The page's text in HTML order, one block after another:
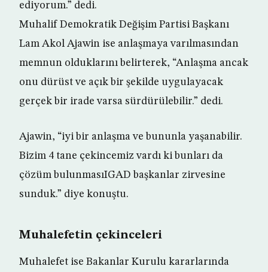
ediyorum.” dedi.
Muhalif Demokratik Değişim Partisi Başkanı
Lam Akol Ajawin ise anlaşmaya varılmasından
memnun olduklarını belirterek, “Anlaşma ancak
onu dürüst ve açık bir şekilde uygulayacak
gerçek bir irade varsa sürdürülebilir.” dedi.
Ajawin, “iyi bir anlaşma ve bununla yaşanabilir.
Bizim 4 tane çekincemiz vardı ki bunları da
çözüm bulunmasıIGAD başkanlar zirvesine
sunduk.” diye konuştu.
Muhalefetin çekinceleri
Muhalefet ise Bakanlar Kurulu kararlarında